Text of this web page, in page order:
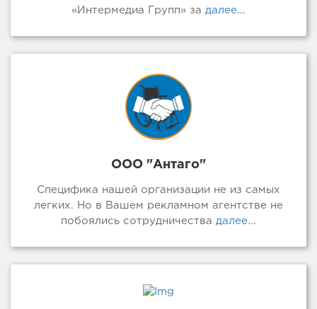
«Интермедиа Групп» за далее...
ООО "Антаго"
Специфика нашей организации не из самых
легких. Но в Вашем рекламном агентстве не
побоялись сотрудничества далее...